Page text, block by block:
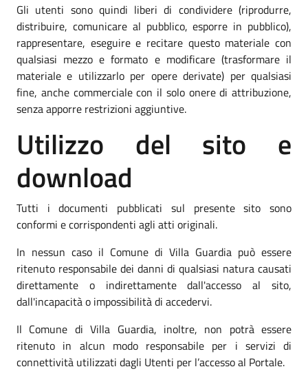
Gli utenti sono quindi liberi di condividere (riprodurre,
distribuire, comunicare al pubblico, esporre in pubblico),
rappresentare, eseguire e recitare questo materiale con
qualsiasi mezzo e formato e modificare (trasformare il
materiale e utilizzarlo per opere derivate) per qualsiasi
fine, anche commerciale con il solo onere di attribuzione,
senza apporre restrizioni aggiuntive.
Utilizzo del sito e
download
Tutti i documenti pubblicati sul presente sito sono
conformi e corrispondenti agli atti originali.
In nessun caso il Comune di Villa Guardia può essere
ritenuto responsabile dei danni di qualsiasi natura causati
direttamente o indirettamente dall'accesso al sito,
dall'incapacità o impossibilità di accedervi.
Il Comune di Villa Guardia, inoltre, non potrà essere
ritenuto in alcun modo responsabile per i servizi di
connettività utilizzati dagli Utenti per l’accesso al Portale.